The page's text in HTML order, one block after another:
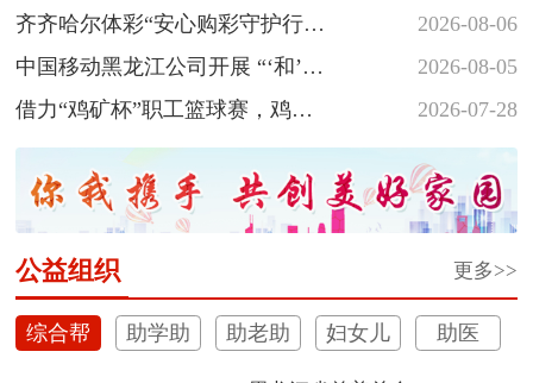
海报和志愿者徽章创意设计大
赛...
2026-08-06
齐齐哈尔体彩“安心购彩守护行
动”落地省十六运会羽毛球赛场
2026-08-05
中国移动黑龙江公司开展 “‘和’你
一起 反诈‘童’行” 少年...
2026-07-28
借力“鸡矿杯”职工篮球赛，鸡西
体彩深植安心购彩守护行动
更多>>
公益组织
综合帮
助学助
助老助
妇女儿
助医